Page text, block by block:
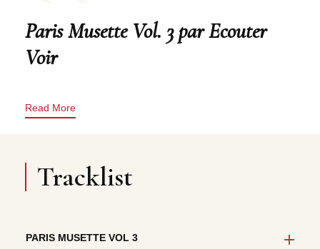
Paris Musette Vol. 3 par Ecouter
Voir
Read More
Tracklist
PARIS MUSETTE VOL 3